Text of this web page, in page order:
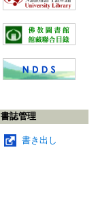
書誌管理
書き出し